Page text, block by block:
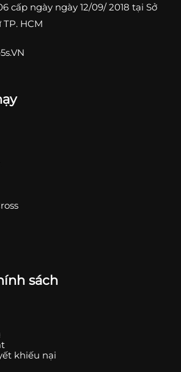
cấp ngày ngày 12/09/ 2018 tại Sở
HCM
sách
khiếu nại